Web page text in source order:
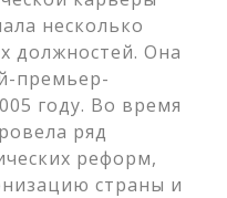
несколько
должностей. Она
премьер-
году. Во время
ряд
реформ,
страны и